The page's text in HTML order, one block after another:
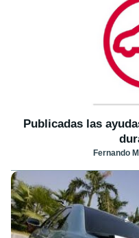
Publicadas las
Fernando